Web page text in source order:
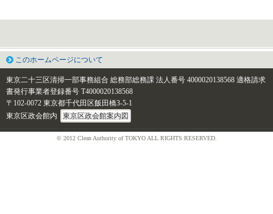
このホームページについて
東京二十三区清掃一部事務組合 総務部総務課 法人番号 4000020138568 適格請求
書発行事業者登録番号 T4000020138568
〒102-0072 東京都千代田区飯田橋3-5-1
東京区政会館内
東京区政会館案内図
© 2012 Clean Authority of TOKYO ALL RIGHTS RESERVED.